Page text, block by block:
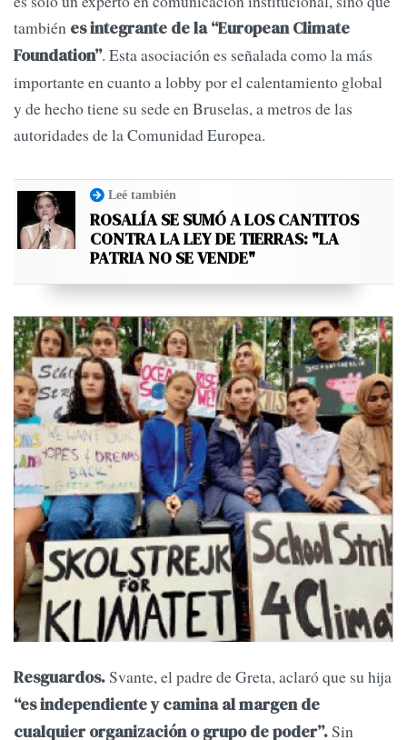
también es integrante de la “European Climate
Foundation”. Esta asociación es señalada como la más
importante en cuanto a lobby por el calentamiento global
y de hecho tiene su sede en Bruselas, a metros de las
autoridades de la Comunidad Europea.
Leé también
ROSALÍA SE SUMÓ A LOS CANTITOS
CONTRA LA LEY DE TIERRAS: "LA
PATRIA NO SE VENDE"
Resguardos.Svante, el padre de Greta, aclaró que su hija
“es independiente y camina al margen de
cualquier organización o grupo de poder”.Sin